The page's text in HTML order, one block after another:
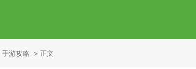
手游攻略 正文